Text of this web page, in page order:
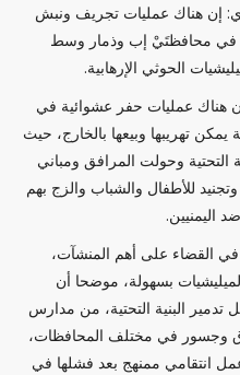
إن هناك عمليات تجريف ونبش
في محافظتَيْ إب وذمار وسط
الحوثي الإرهابية.
هناك عمليات حفر عشوائية في
تهريبها وبيعها بالخارج، حيث
التحتية وحولت المرافق ومباني
للأطفال والشباب والزج بهم
اليمنيين.
القضاء على أهم المنشآت،
بسهولة، موضحا أن
البنية التحتية، من مدارس
وجسور في مختلف المحافظات،
انتقامي ممنهج بعد فشلها في